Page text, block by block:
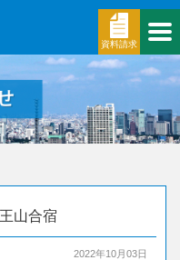
資料請求
山合宿
2022年10月03日